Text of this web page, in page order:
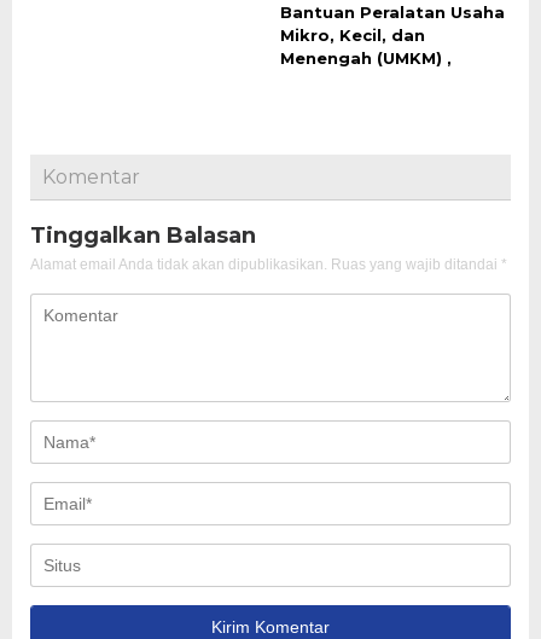
Bantuan Peralatan Usaha
Mikro, Kecil, dan
Menengah (UMKM) ,
Komentar
Tinggalkan Balasan
Alamat email Anda tidak akan dipublikasikan. Ruas yang wajib ditandai *